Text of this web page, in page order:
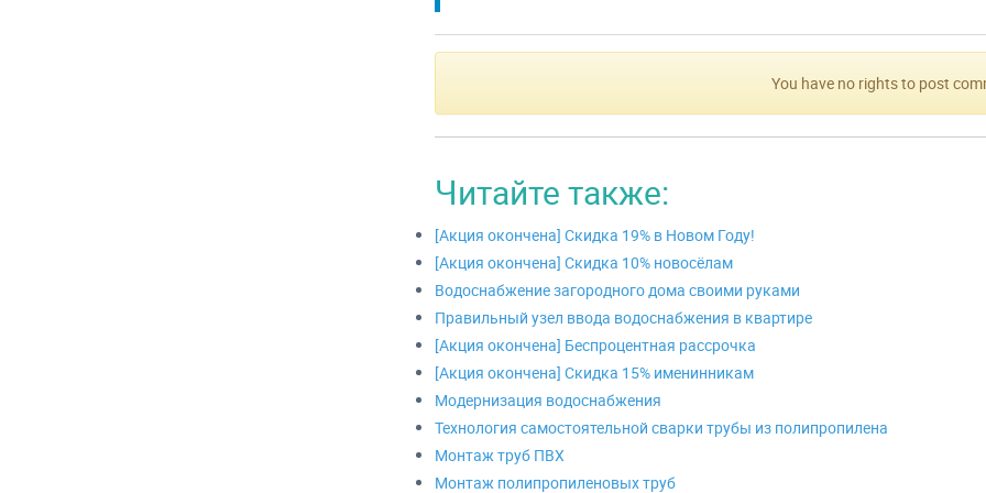
You have no rights to post
Читайте также:
[Акция окончена] Скидка 19% в Новом Году!
[Акция окончена] Скидка 10% новосёлам
Водоснабжение загородного дома своими руками
Правильный узел ввода водоснабжения в квартире
[Акция окончена] Беспроцентная рассрочка
[Акция окончена] Скидка 15% именинникам
Модернизация водоснабжения
Технология самостоятельной сварки трубы из полипропилена
Монтаж труб ПВХ
Монтаж полипропиленовых труб